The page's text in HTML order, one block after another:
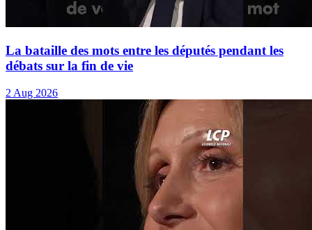
La bataille des mots entre les députés pendant les
débats sur la fin de vie
2 Aug 2026